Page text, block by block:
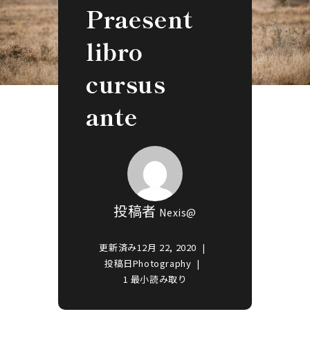
Praesent
libro
cursus
ante
投稿者 Nexis@
更新済み12月 22, 2020
投稿日Photography
1 最小読み取り